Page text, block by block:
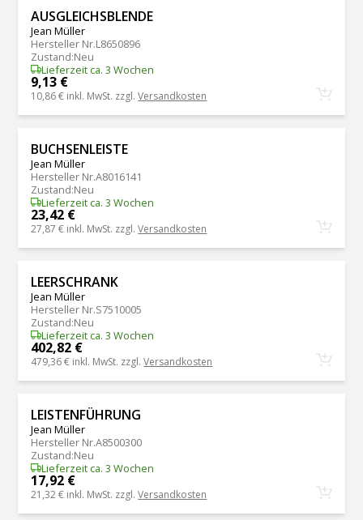
AUSGLEICHSBLENDE
Jean Müller
Hersteller Nr.L8650896
Zustand:Neu
Lieferzeit ca. 3 Wochen
9,13 €
10,86 € inkl. MwSt. zzgl.Versandkosten
BUCHSENLEISTE
Jean Müller
Hersteller Nr.A8016141
Zustand:Neu
Lieferzeit ca. 3 Wochen
23,42 €
27,87 € inkl. MwSt. zzgl.Versandkosten
LEERSCHRANK
Jean Müller
Hersteller Nr.S7510005
Zustand:Neu
Lieferzeit ca. 3 Wochen
402,82 €
479,36 € inkl. MwSt. zzgl.Versandkosten
LEISTENFÜHRUNG
Jean Müller
Hersteller Nr.A8500300
Zustand:Neu
Lieferzeit ca. 3 Wochen
17,92 €
21,32 € inkl. MwSt. zzgl.Versandkosten